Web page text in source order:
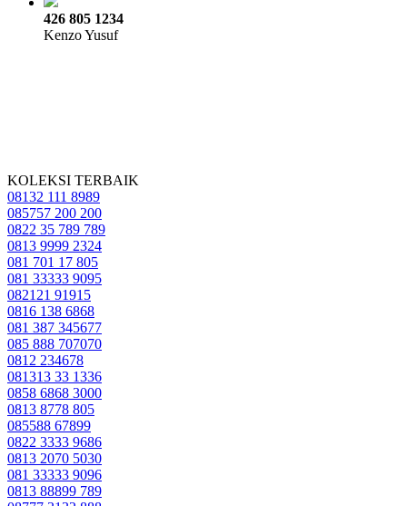
426 805 1234
Kenzo Yusuf
KOLEKSI TERBAIK
08132 111 8989
085757 200 200
0822 35 789 789
0813 9999 2324
081 701 17 805
081 33333 9095
082121 91915
0816 138 6868
081 387 345677
085 888 707070
0812 234678
081313 33 1336
0858 6868 3000
0813 8778 805
085588 67899
0822 3333 9686
0813 2070 5030
081 33333 9096
0813 88899 789